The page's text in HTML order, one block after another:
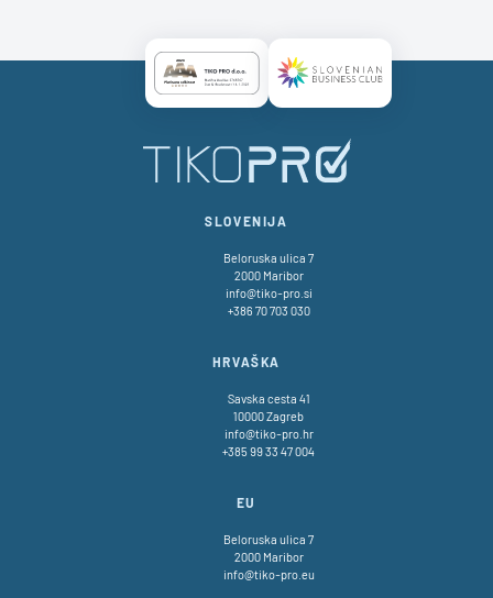
Certificate AAA LogoCertificate SBC Logo
SLOVENIJA
Beloruska ulica 7
2000 Maribor
info@tiko-pro.si
+386 70 703 030
HRVAŠKA
Savska cesta 41
10000 Zagreb
info@tiko-pro.hr
+385 99 33 47 004
EU
Beloruska ulica 7
2000 Maribor
info@tiko-pro.eu